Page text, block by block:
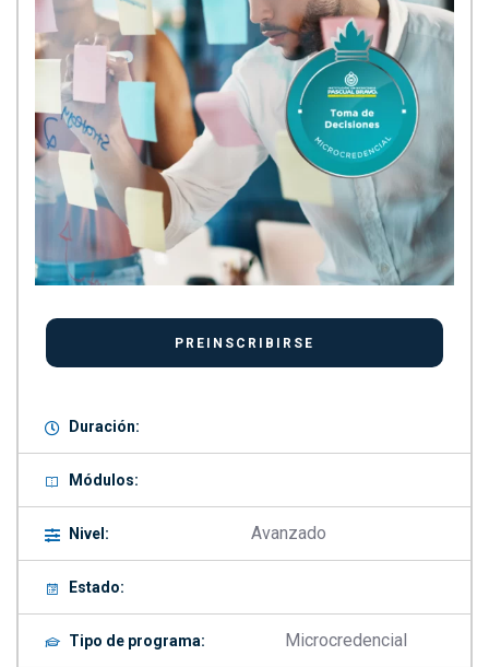
Duración:
Módulos:
Nivel: Avanzado
Estado:
Tipo de programa: Microcredencial